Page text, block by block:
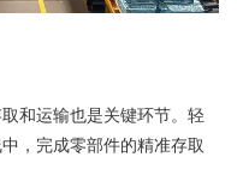
和运输也是关键环节。轻
，完成零部件的精准存取